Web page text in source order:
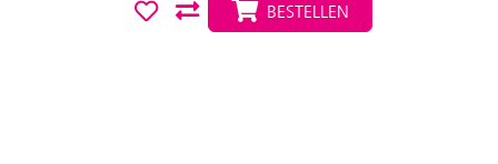
BESTELLEN